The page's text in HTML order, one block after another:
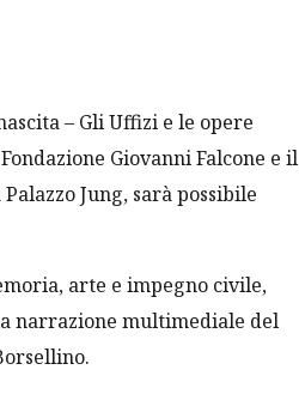
– Gli Uffizi e le opere
Giovanni Falcone e il
Jung, sarà possibile
arte e impegno civile,
narrazione multimediale del